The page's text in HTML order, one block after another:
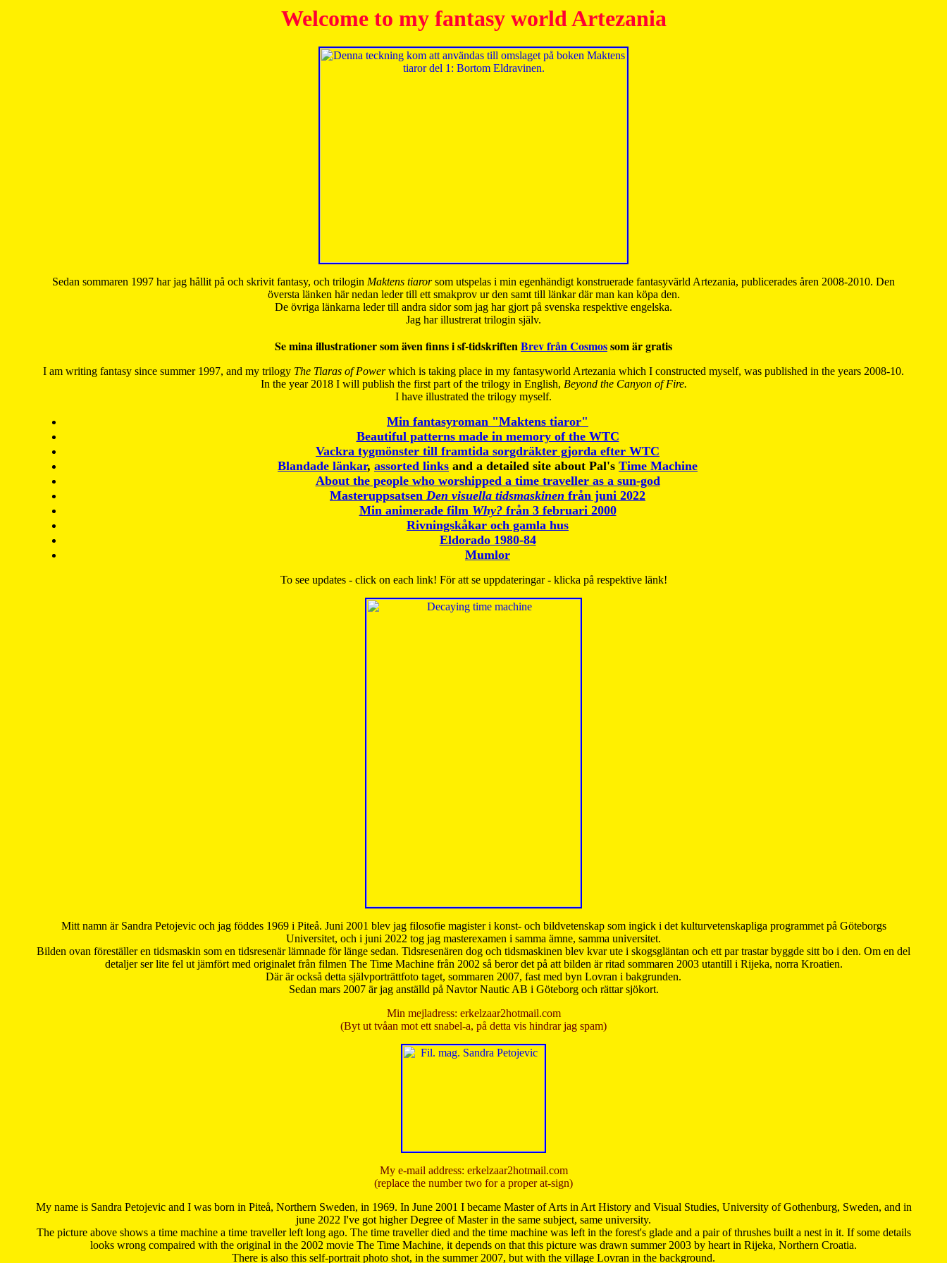
Welcome to my fantasy world Artezania
Sedan sommaren 1997 har jag hållit på och skrivit fantasy, och trilogin Maktens tiarorsom utspelas i min egenhändigt konstruerade fantasyvärld Artezania, publicerades åren 2008-2010. Den
översta länken här nedan leder till ett smakprov ur den samt till länkar där man kan köpa den.
De övriga länkarna leder till andra sidor som jag har gjort på svenska respektive engelska.
Jag har illustrerat trilogin själv.
Se mina illustrationer som även finns i sf-tidskriftenBrev från Cosmossom är gratis
I am writing fantasy since summer 1997, and my trilogy The Tiaras of Powerwhich is taking place in my fantasyworld Artezania which I constructed myself, was published in the years 2008-10.
In the year 2018 I will publish the first part of the trilogy in English, Beyond the Canyon of Fire.
I have illustrated the trilogy myself.
Min fantasyroman "Maktens tiaror"
Beautiful patterns made in memory of the WTC
Vackra tygmönster till framtida sorgdräkter gjorda efter WTC
Blandade länkar, assorted links and a detailed site about Pal's Time Machine
About the people who worshipped a time traveller as a sun-god
Masteruppsatsen Den visuella tidsmaskinen från juni 2022
Min animerade film Why?från 3 februari 2000
Rivningskåkar och gamla hus
Eldorado 1980-84
Mumlor
To see updates - click on each link! För att se uppdateringar - klicka på respektive länk!
Mitt namn är Sandra Petojevic och jag föddes 1969 i Piteå. Juni 2001 blev jag filosofie magister i konst- och bildvetenskap som ingick i det kulturvetenskapliga programmet på Göteborgs
Universitet, och i juni 2022 tog jag masterexamen i samma ämne, samma universitet.
Bilden ovan föreställer en tidsmaskin som en tidsresenär lämnade för länge sedan. Tidsresenären dog och tidsmaskinen blev kvar ute i skogsgläntan och ett par trastar byggde sitt bo i den. Om en del
detaljer ser lite fel ut jämfört med originalet från filmen The Time Machine från 2002 så beror det på att bilden är ritad sommaren 2003 utantill i Rijeka, norra Kroatien.
Där är också detta självporträttfoto taget, sommaren 2007, fast med byn Lovran i bakgrunden.
Sedan mars 2007 är jag anställd på Navtor Nautic AB i Göteborg och rättar sjökort.
Min mejladress: erkelzaar2hotmail.com
(Byt ut tvåan mot ett snabel-a, på detta vis hindrar jag spam)
My e-mail address: erkelzaar2hotmail.com
(replace the number two for a proper at-sign)
My name is Sandra Petojevic and I was born in Piteå, Northern Sweden, in 1969. In June 2001 I became Master of Arts in Art History and Visual Studies, University of Gothenburg, Sweden, and in
june 2022 I've got higher Degree of Master in the same subject, same university.
The picture above shows a time machine a time traveller left long ago. The time traveller died and the time machine was left in the forest's glade and a pair of thrushes built a nest in it. If some details
looks wrong compaired with the original in the 2002 movie The Time Machine, it depends on that this picture was drawn summer 2003 by heart in Rijeka, Northern Croatia.
There is also this self-portrait photo shot, in the summer 2007, but with the village Lovran in the background.